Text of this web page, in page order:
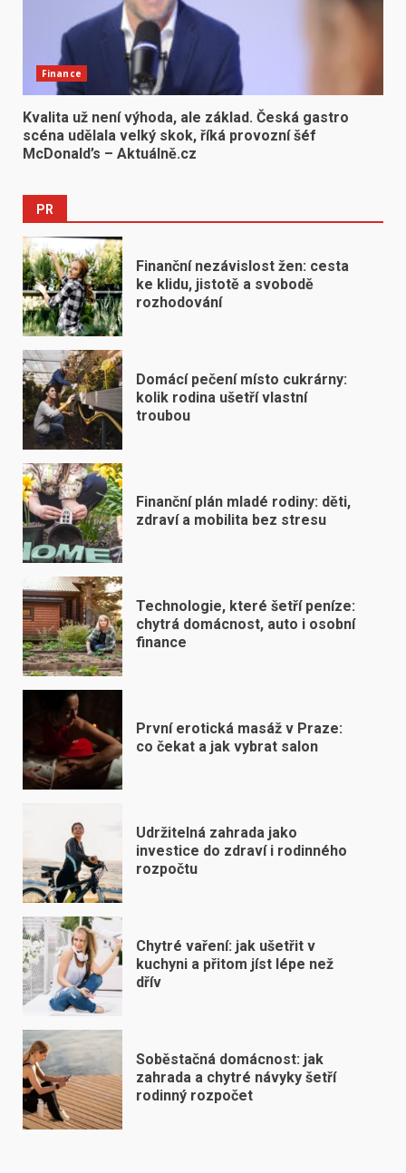
Finance
Kvalita už není výhoda, ale základ. Česká gastro
scéna udělala velký skok, říká provozní šéf
McDonald’s – Aktuálně.cz
PR
Finanční nezávislost žen: cesta
ke klidu, jistotě a svobodě
rozhodování
Domácí pečení místo cukrárny:
kolik rodina ušetří vlastní
troubou
Finanční plán mladé rodiny: děti,
zdraví a mobilita bez stresu
Technologie, které šetří peníze:
chytrá domácnost, auto i osobní
finance
První erotická masáž v Praze:
co čekat a jak vybrat salon
Udržitelná zahrada jako
investice do zdraví i rodinného
rozpočtu
Chytré vaření: jak ušetřit v
kuchyni a přitom jíst lépe než
dřív
Soběstačná domácnost: jak
zahrada a chytré návyky šetří
rodinný rozpočet